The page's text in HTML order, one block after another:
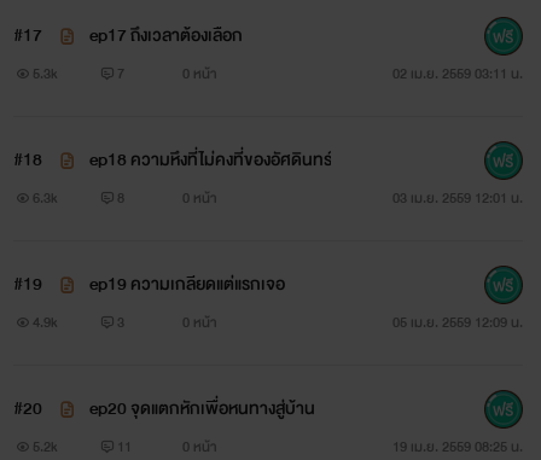
#17 ep17 ถึงเวลาต้องเลือก
5.3k 7 0 หน้า 02 เม.ย. 2559 03:11 น.
#18 ep18 ความหึงที่ไม่คงที่ของอัศดินทร์
6.3k 8 0 หน้า 03 เม.ย. 2559 12:01 น.
#19 ep19 ความเกลียดแต่แรกเจอ
4.9k 3 0 หน้า 05 เม.ย. 2559 12:09 น.
#20 ep20 จุดแตกหักเพื่อหนทางสู่บ้าน
5.2k 11 0 หน้า 19 เม.ย. 2559 08:25 น.